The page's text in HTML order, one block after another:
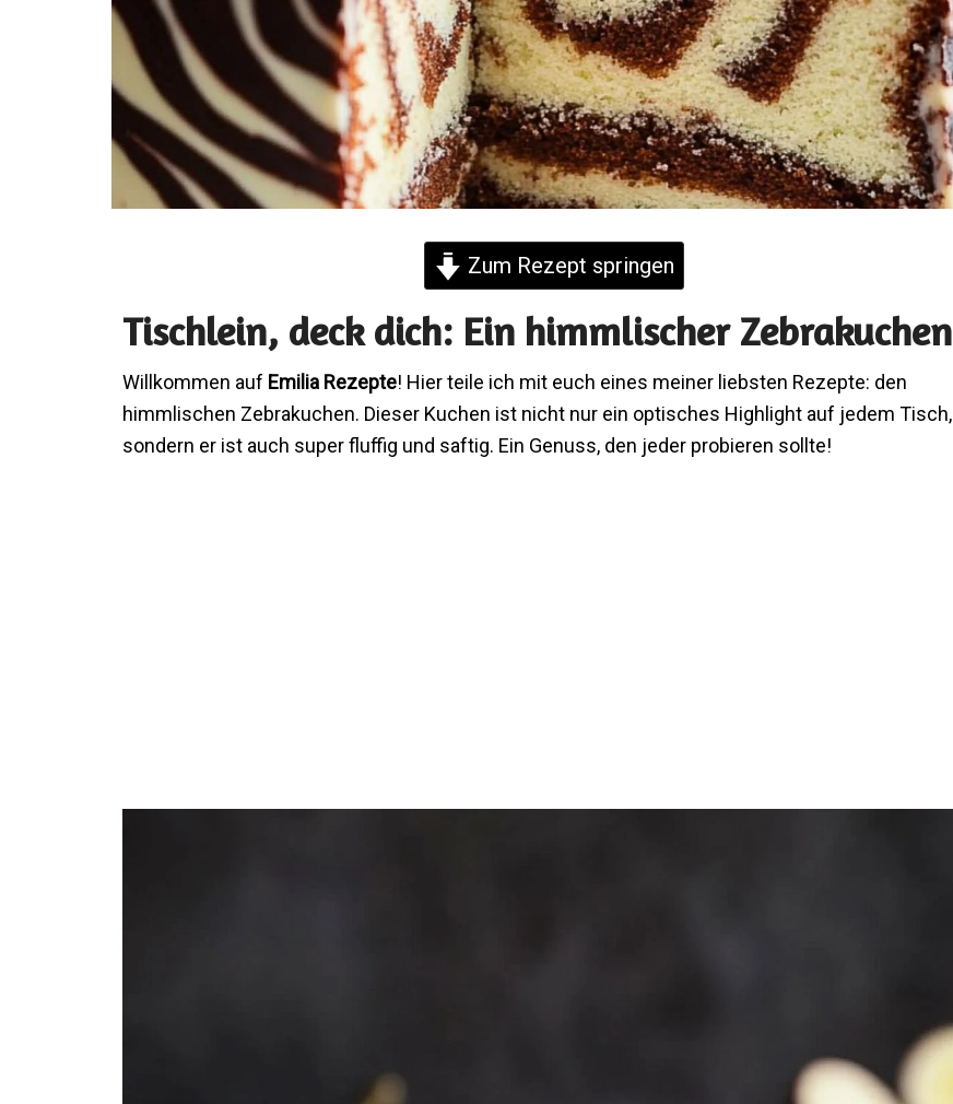
Zum Rezept springen
Tischlein, deck dich: Ein himmlischer Zebrakuchen
Willkommen auf Emilia Rezepte! Hier teile ich mit euch eines meiner liebsten Rezepte: den
himmlischen Zebrakuchen. Dieser Kuchen ist nicht nur ein optisches Highlight auf jedem Tisch,
sondern er ist auch super fluffig und saftig. Ein Genuss, den jeder probieren sollte!